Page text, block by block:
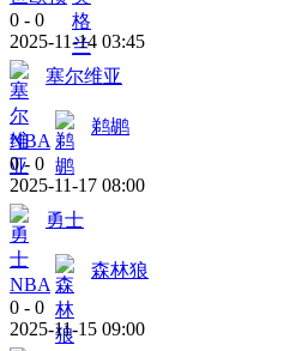
0 - 0
2025-11-14 03:45
塞尔维亚
NBA
鹈鹕
0 - 0
2025-11-17 08:00
勇士
NBA
森林狼
0 - 0
2025-11-15 09:00